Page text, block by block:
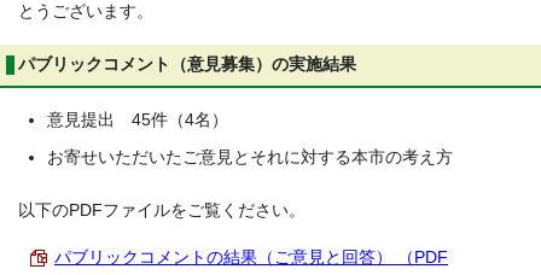
とうございます。
パブリックコメント（意見募集）の実施結果
意見提出 45件（4名）
お寄せいただいたご意見とそれに対する本市の考え方
以下のPDFファイルをご覧ください。
パブリックコメントの結果（ご意見と回答） （PDF